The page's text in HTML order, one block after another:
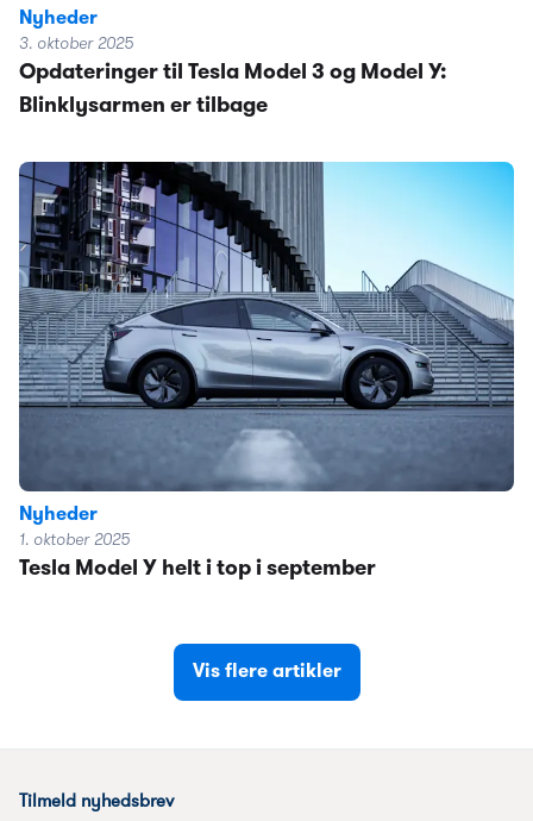
Nyheder
3. oktober 2025
Opdateringer til Tesla Model 3 og Model Y:
Blinklysarmen er tilbage
Nyheder
1. oktober 2025
Tesla Model Y helt i top i september
Vis flere artikler